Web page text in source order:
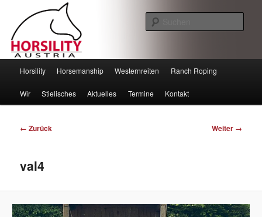
Horsility – Horsemanship
Zum
Inhalt
Zum
sekundären
Horsility Horsemanship Westernreiten Ranch Roping
Wir Stielisches Aktuelles Termine Kontakt
Bilder-
← Zurück Weiter →
val4